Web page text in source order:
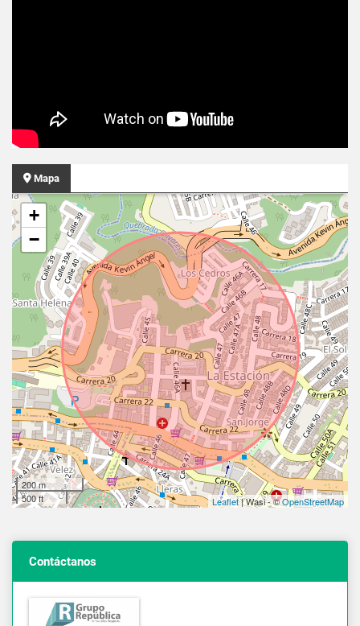
Mapa
+
−
200 m
500 ft
Leaflet| Wasi - ©OpenStreetMap
Contáctanos